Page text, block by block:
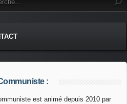
:
est animé depuis 2010 par